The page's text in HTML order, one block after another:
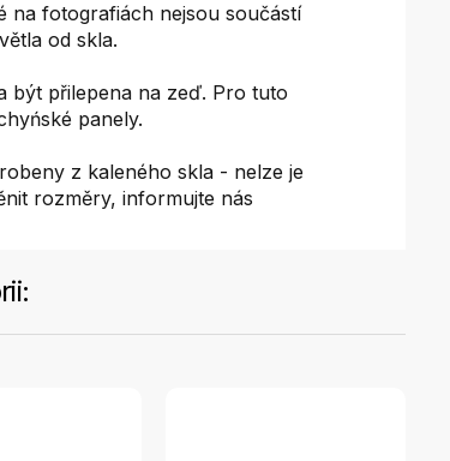
na fotografiách nejsou součástí
od skla.
být přilepena na zeď. Pro tuto
panely.
z kaleného skla - nelze je
rozměry, informujte nás